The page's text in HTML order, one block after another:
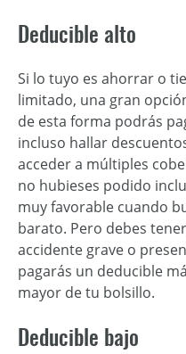
Deducible alto
Si lo tuyo es ahorrar o
limitado, una gran
de esta forma podrás
incluso hallar
acceder a múltiples
no hubieses podido
muy favorable cuando
barato. Pero debes
accidente grave o
pagarás un deducible
mayor de tu bolsillo.
Deducible bajo